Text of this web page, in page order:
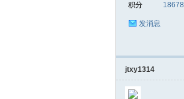
积分 18678
发消息
jtxy1314